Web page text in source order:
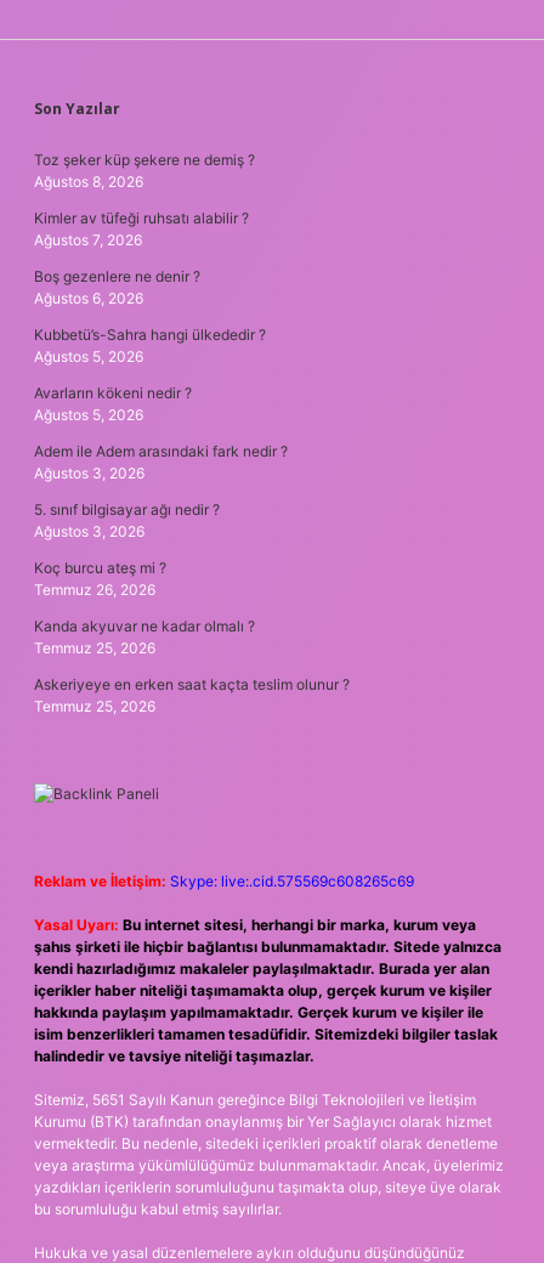
SIDEBAR
Son Yazılar
Toz şeker küp şekere ne demiş ?
Ağustos 8, 2026
Kimler av tüfeği ruhsatı alabilir ?
Ağustos 7, 2026
Boş gezenlere ne denir ?
Ağustos 6, 2026
Kubbetü’s-Sahra hangi ülkededir ?
Ağustos 5, 2026
Avarların kökeni nedir ?
Ağustos 5, 2026
Adem ile Adem arasındaki fark nedir ?
Ağustos 3, 2026
5. sınıf bilgisayar ağı nedir ?
Ağustos 3, 2026
Koç burcu ateş mi ?
Temmuz 26, 2026
Kanda akyuvar ne kadar olmalı ?
Temmuz 25, 2026
Askeriyeye en erken saat kaçta teslim olunur ?
Temmuz 25, 2026
Reklam ve İletişim: Skype: live:.cid.575569c608265c69
Yasal Uyarı: Bu internet sitesi, herhangi bir marka, kurum veya
şahıs şirketi ile hiçbir bağlantısı bulunmamaktadır. Sitede yalnızca
kendi hazırladığımız makaleler paylaşılmaktadır. Burada yer alan
içerikler haber niteliği taşımamakta olup, gerçek kurum ve kişiler
hakkında paylaşım yapılmamaktadır. Gerçek kurum ve kişiler ile
isim benzerlikleri tamamen tesadüfidir. Sitemizdeki bilgiler taslak
halindedir ve tavsiye niteliği taşımazlar.
Sitemiz, 5651 Sayılı Kanun gereğince Bilgi Teknolojileri ve İletişim
Kurumu (BTK) tarafından onaylanmış bir Yer Sağlayıcı olarak hizmet
vermektedir. Bu nedenle, sitedeki içerikleri proaktif olarak denetleme
veya araştırma yükümlülüğümüz bulunmamaktadır. Ancak, üyelerimiz
yazdıkları içeriklerin sorumluluğunu taşımakta olup, siteye üye olarak
bu sorumluluğu kabul etmiş sayılırlar.
Hukuka ve yasal düzenlemelere aykırı olduğunu düşündüğünüz